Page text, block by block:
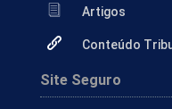
Artigos
Conteúdo
Site Seguro